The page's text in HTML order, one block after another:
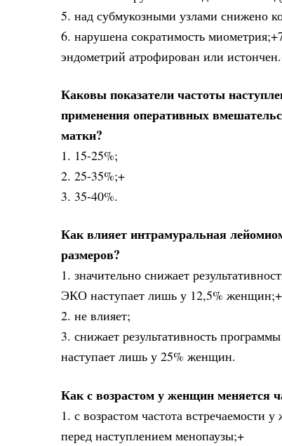
5. над субмукозными узлами снижено
6. нарушена сократимость
эндометрий атрофирован или
Каковы показатели частоты
применения оперативных
матки?
1. 15-25%;
2. 25-35%;+
3. 35-40%.
Как влияет интрамуральная
размеров?
1. значительно снижает
ЭКО наступает лишь у 12,5% женщин;+
2. не влияет;
3. снижает результативность
наступает лишь у 25% женщин.
Как с возрастом у женщин меняется
1. с возрастом частота встречаемости
перед наступлением менопаузы;+